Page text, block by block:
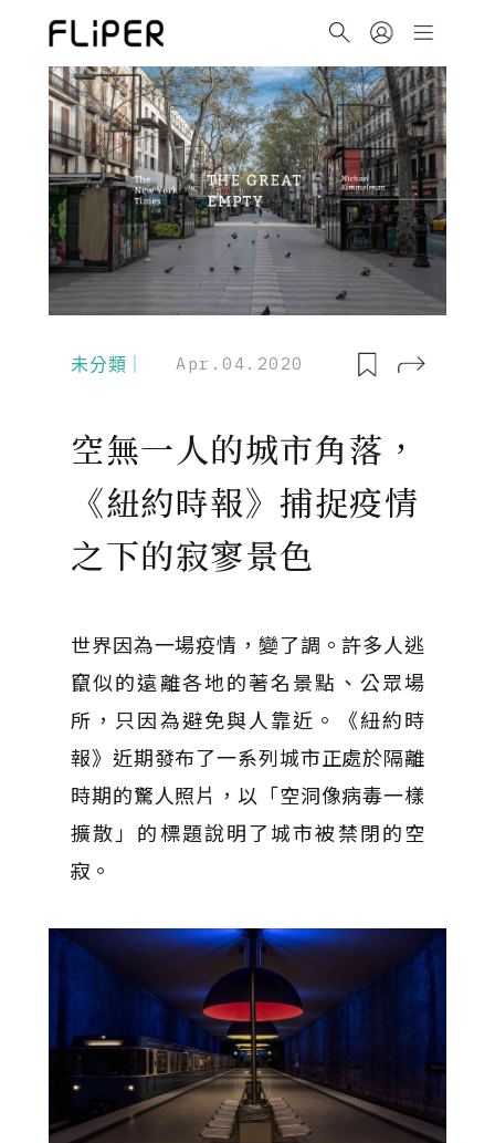
未分類｜ Apr.04.2020
空無一人的城市角落，
《紐約時報》捕捉疫情
之下的寂寥景色
世界因為一場疫情，變了調。許多人逃
竄似的遠離各地的著名景點、公眾場
所，只因為避免與人靠近。《紐約時
報》近期發布了一系列城市正處於隔離
時期的驚人照片，以「空洞像病毒一樣
擴散」的標題說明了城市被禁閉的空
寂。